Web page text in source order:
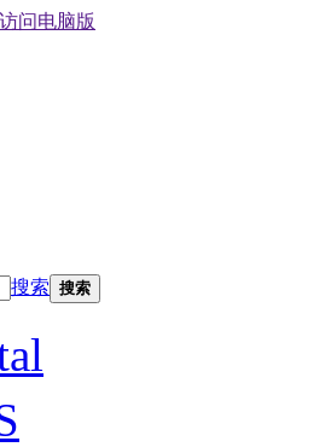
问电脑版
搜索 搜索